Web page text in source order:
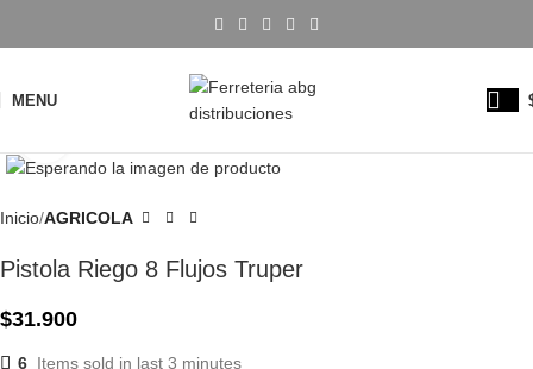
MENU
Inicio AGRICOLA
Pistola Riego 8 Flujos Truper
$31.900
6 Items sold in last 3 minutes